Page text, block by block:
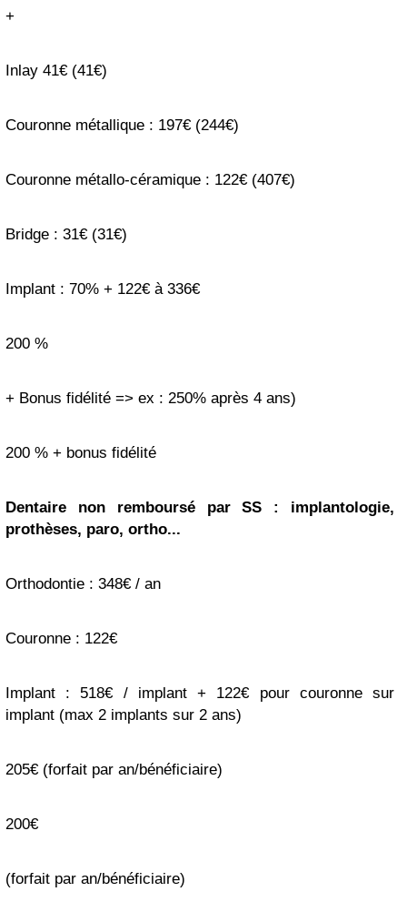
+
Inlay 41€ (41€)
Couronne métallique : 197€ (244€)
Couronne métallo-céramique : 122€ (407€)
Bridge : 31€ (31€)
Implant : 70% + 122€ à 336€
200 %
+ Bonus fidélité => ex : 250% après 4 ans)
200 % + bonus fidélité
Dentaire non remboursé par SS : implantologie,
prothèses, paro, ortho...
Orthodontie : 348€ / an
Couronne : 122€
Implant : 518€ / implant + 122€ pour couronne sur
implant (max 2 implants sur 2 ans)
205€ (forfait par an/bénéficiaire)
200€
(forfait par an/bénéficiaire)